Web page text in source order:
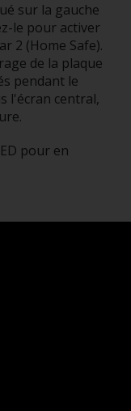
sur la gauche
le pour activer
2 (Home Safe).
de la plaque
pendant le
l'écran central,
pour en